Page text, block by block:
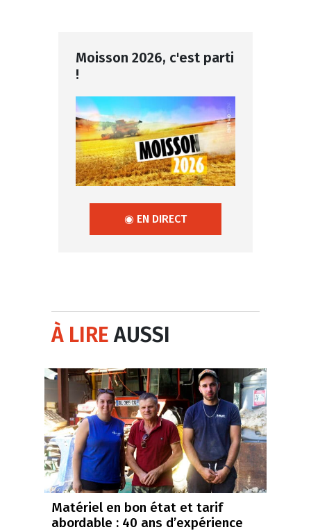
Moisson 2026, c'est parti
!
◉ EN DIRECT
À LIREAUSSI
Matériel en bon état et tarif
abordable : 40 ans d’expérience